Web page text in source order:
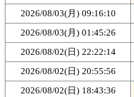
2026/08/03(月) 09:16:10
2026/08/03(月) 01:45:26
2026/08/02(日) 22:22:14
2026/08/02(日) 20:55:56
2026/08/02(日) 18:43:36